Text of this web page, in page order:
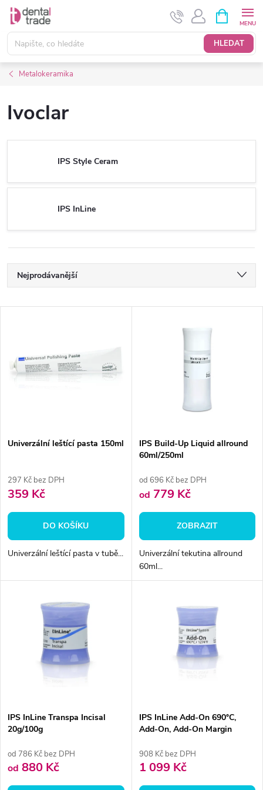
Přejít
obsah
HLEDAT
NÁKUPNÍ
KOŠÍK
Metalokeramika
Ivoclar
IPS Style Ceram
IPS InLine
Ř
a
e
p
r
o
d
Nejprodávanější
ý
p
s
r
o
d
u
Univerzální leštící pasta 150ml
297 Kč bez DPH
359 Kč
DO KOŠÍKU
Univerzální leštící pasta v tubě...
IPS Build-Up Liquid allround
60ml/250ml
od 696 Kč bez DPH
od 779 Kč
ZOBRAZIT
Univerzální tekutina allround
60ml...
IPS InLine Transpa Incisal
20g/100g
od 786 Kč bez DPH
od 880 Kč
IPS InLine Add-On 690°C,
Add-On, Add-On Margin
908 Kč bez DPH
1 099 Kč